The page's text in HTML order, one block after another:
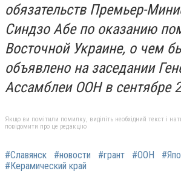
обязательств Премьер-
Синдзо Абе по оказанию
Восточной Украине, о чем
объявлено на заседании
Ассамблеи ООН в сентябре
Якщо ви помітили помилку, виділіть необхідний текст і
повідомити про це редакцію
#Славянск #новости #грант #ООН
#Керамический край